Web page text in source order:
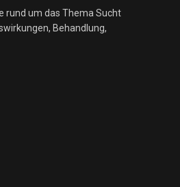
rund um das Thema Sucht
Behandlung,